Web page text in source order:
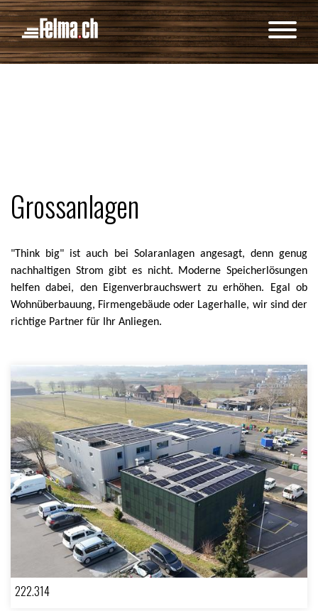
Grossanlagen
"Think big" ist auch bei Solaranlagen angesagt, denn genug
nachhaltigen Strom gibt es nicht. Moderne Speicherlösungen
helfen dabei, den Eigenverbrauchswert zu erhöhen. Egal ob
Wohnüberbauung, Firmengebäude oder Lagerhalle, wir sind der
richtige Partner für Ihr Anliegen.
222.314
Cookie-Einstellungen